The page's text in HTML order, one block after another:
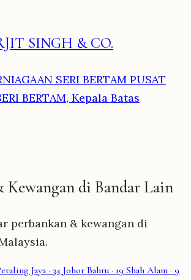
SINGH & CO.
SERI BERTAM PUSAT
BERTAM, Kepala Batas
Kewangan di Bandar Lain
perbankan & kewangan di
Jaya· 34 Johor Bahru · 19 Shah Alam · 9